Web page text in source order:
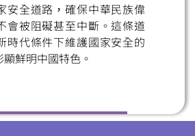
安全道路，確保中華民族偉
會被阻礙甚至中斷。這條道
時代條件下維護國家安全的
鮮明中國特色。